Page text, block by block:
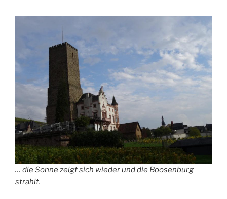
… die Sonne zeigt sich wieder und die Boosenburg
strahlt.